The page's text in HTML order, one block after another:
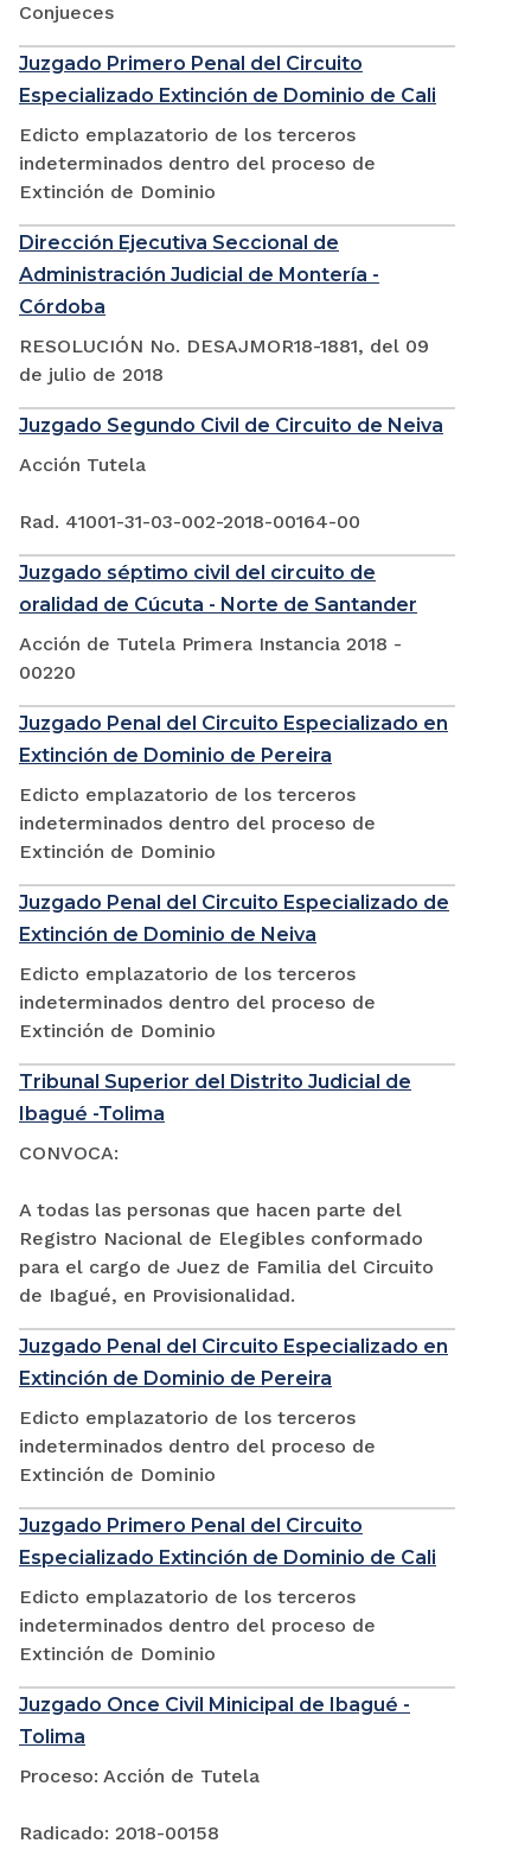
Conjueces
Juzgado Primero Penal del Circuito
Especializado Extinción de Dominio de Cali
Edicto emplazatorio de los terceros
indeterminados dentro del proceso de
Extinción de Dominio
Dirección Ejecutiva Seccional de
Administración Judicial de Montería -
Córdoba
RESOLUCIÓN No. DESAJMOR18-1881, del 09
de julio de 2018
Juzgado Segundo Civil de Circuito de Neiva
Acción Tutela
Rad. 41001-31-03-002-2018-00164-00
Juzgado séptimo civil del circuito de
oralidad de Cúcuta - Norte de Santander
Acción de Tutela Primera Instancia 2018 -
00220
Juzgado Penal del Circuito Especializado en
Extinción de Dominio de Pereira
Edicto emplazatorio de los terceros
indeterminados dentro del proceso de
Extinción de Dominio
Juzgado Penal del Circuito Especializado de
Extinción de Dominio de Neiva
Edicto emplazatorio de los terceros
indeterminados dentro del proceso de
Extinción de Dominio
Tribunal Superior del Distrito Judicial de
Ibagué -Tolima
CONVOCA:
A todas las personas que hacen parte del
Registro Nacional de Elegibles conformado
para el cargo de Juez de Familia del Circuito
de Ibagué, en Provisionalidad.
Juzgado Penal del Circuito Especializado en
Extinción de Dominio de Pereira
Edicto emplazatorio de los terceros
indeterminados dentro del proceso de
Extinción de Dominio
Juzgado Primero Penal del Circuito
Especializado Extinción de Dominio de Cali
Edicto emplazatorio de los terceros
indeterminados dentro del proceso de
Extinción de Dominio
Juzgado Once Civil Minicipal de Ibagué -
Tolima
Proceso: Acción de Tutela
Radicado: 2018-00158